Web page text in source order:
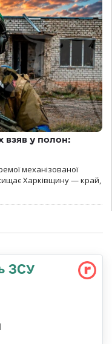
взяв у полон:
механізованої
Харківщину — край,
ЗСУ